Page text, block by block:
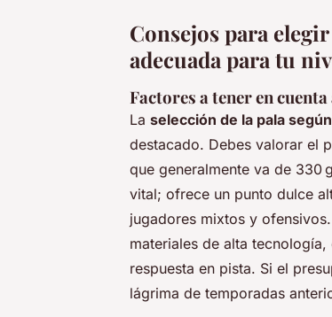
Consejos para
adecuada para tu
Factores a tener en
La selección de la pala
destacado. Debes valorar el
que generalmente va de 330
vital; ofrece un punto dulce
jugadores mixtos y
materiales de alta
respuesta en pista. Si el
lágrima de temporadas